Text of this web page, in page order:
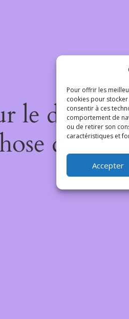
Pour offrir les
cookies pour
consentir à ces
comportement de
ou de retirer son
caractéristiques et
Accepter
le
de